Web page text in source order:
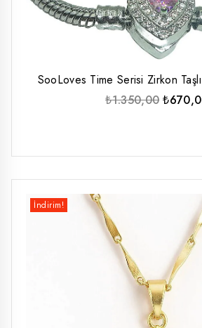
SooLoves Time Serisi Zirkon
₺1.350,00 Orijinal
₺
İndirim!